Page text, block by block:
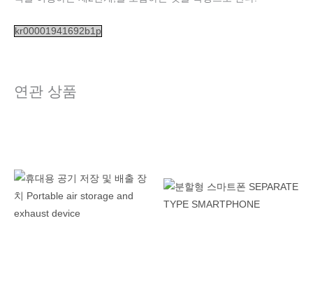
kr00001941692b1p
연관 상품